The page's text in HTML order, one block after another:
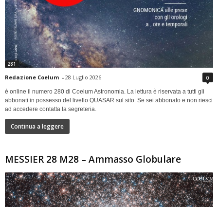
281
Redazione Coelum - 28 Luglio 2026 0
è online il numero 280 di Coelum Astronomia. La lettura è riservata a tutti gli
abbonati in possesso del livello QUASAR sul sito. Se sei abbonato e non riesci
ad accedere contatta la segreteria.
Continua a leggere
MESSIER 28 M28 – Ammasso Globulare